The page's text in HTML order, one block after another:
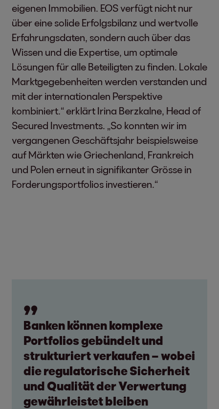
eigenen Immobilien. EOS verfügt nicht nur
über eine solide Erfolgsbilanz und wertvolle
Erfahrungsdaten, sondern auch über das
Wissen und die Expertise, um optimale
Lösungen für alle Beteiligten zu finden. Lokale
Marktgegebenheiten werden verstanden und
mit der internationalen Perspektive
kombiniert.“ erklärt Irina Berzkalne, Head of
Secured Investments. „So konnten wir im
vergangenen Geschäftsjahr beispielsweise
auf Märkten wie Griechenland, Frankreich
und Polen erneut in signifikanter Grösse in
Forderungsportfolios investieren.“
Banken können komplexe
Portfolios gebündelt und
strukturiert verkaufen – wobei
die regulatorische Sicherheit
und Qualität der Verwertung
gewährleistet bleiben